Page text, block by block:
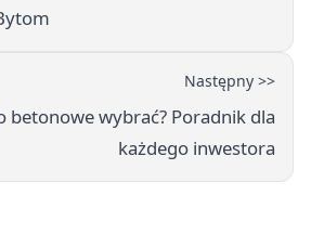
Następny >>
betonowe wybrać? Poradnik dla
każdego inwestora